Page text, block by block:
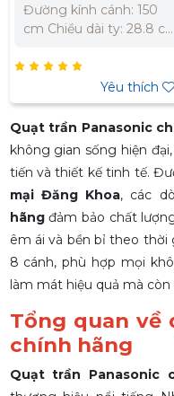
Đường kính cánh: 150
cm Chiều dài ty: 28.8 cm
điện, công suất 58W
(motor: 40W, đèn: 18W)
3 cấp độ an toàn (khóa
cánh an toàn, dây an
toàn, công tắc an toàn)
Tích hợp đèn LED có thể
thay đổi theo 4 cấp độ
màu sắc ánh sáng: Ánh
sáng trắng, ánh sáng
vàng, ánh sáng vàng
dịu, ánh sáng ban ngày
Chức năng tạo gió tự
nhiên (1/f Yuragi) Thiết
cánh quạt 3D cho luồng
gió mạnh mẽ và êm ái
hơn, cánh quạt làm
bằng vật liệu ABS-G cho
độ bền cao 9 cấp độ gió,
Yêu thích
Quạt trần Panasonic
không gian sống hiện
tiến và thiết kế tinh tế.
mại Đăng Khoa, các
hãngđảm bảo chất
êm ái và bền bỉ theo thời
8 cánh, phù hợp mọi
làm mát hiệu quả mà
Tổng quan về
chính hãng
Quạt trần Panasonic